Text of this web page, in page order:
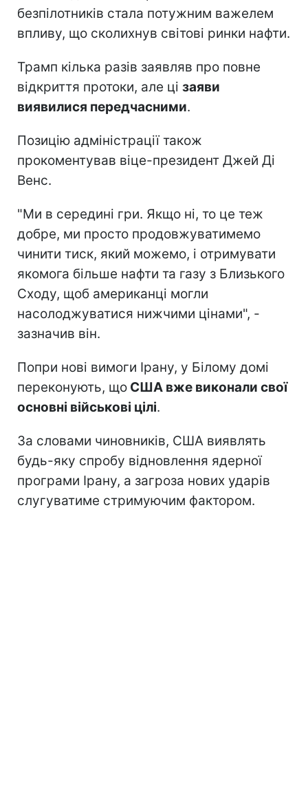
безпілотників стала потужним важелем
впливу, що сколихнув світові ринки нафти.
Трамп кілька разів заявляв про повне
відкриття протоки, але ці заяви
виявилися передчасними.
Позицію адміністрації також
прокоментував віце-президент Джей Ді
Венс.
"Ми в середині гри. Якщо ні, то це теж
добре, ми просто продовжуватимемо
чинити тиск, який можемо, і отримувати
якомога більше нафти та газу з Близького
Сходу, щоб американці могли
насолоджуватися нижчими цінами", -
зазначив він.
Попри нові вимоги Ірану, у Білому домі
переконують, що США вже виконали свої
основні військові цілі.
За словами чиновників, США виявлять
будь-яку спробу відновлення ядерної
програми Ірану, а загроза нових ударів
слугуватиме стримуючим фактором.